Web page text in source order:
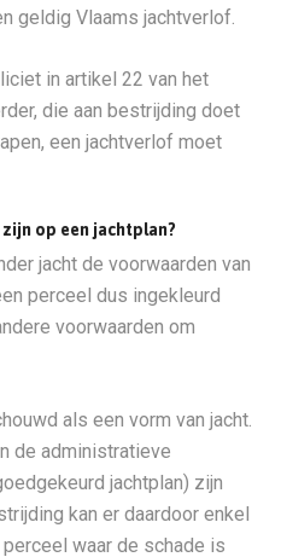
geldig Vlaams jachtverlof.
in artikel 22 van het
die aan bestrijding doet
een jachtverlof moet
op een jachtplan?
jacht de voorwaarden van
perceel dus ingekleurd
voorwaarden om
als een vorm van jacht.
de administratieve
jachtplan) zijn
kan er daardoor enkel
waar de schade is